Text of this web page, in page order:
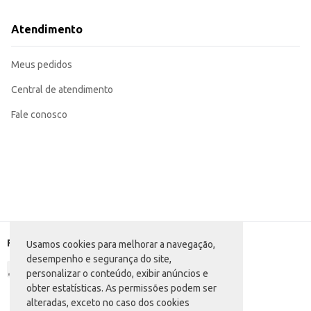
Usamos cookies para melhorar a navegação,
desempenho e segurança do site,
personalizar o conteúdo, exibir anúncios e
obter estatísticas. As permissões podem ser
alteradas, exceto no caso dos cookies
Atendimento
Meus pedidos
Central de atendimento
Fale conosco
Formas de pagamento